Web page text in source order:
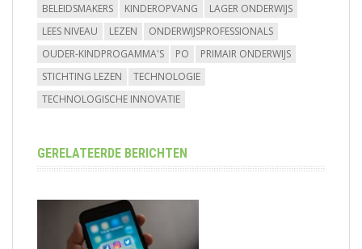
BELEIDSMAKERS KINDEROPVANG
LAGER ONDERWIJS
LEES NIVEAU
LEZEN
ONDERWIJSPROFESSIONALS
OUDER-KINDPROGAMMA'S
PO
PRIMAIR ONDERWIJS
STICHTING LEZEN
TECHNOLOGIE
TECHNOLOGISCHE INNOVATIE
GERELATEERDE BERICHTEN